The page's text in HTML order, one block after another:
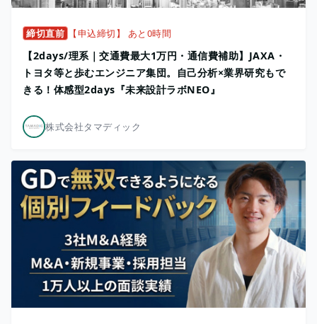
締切直前 【申込締切】 あと0時間
【2days/理系｜交通費最大1万円・通信費補助】JAXA・
トヨタ等と歩むエンジニア集団。自己分析×業界研究もで
きる！体感型2days『未来設計ラボNEO』
株式会社タマディック